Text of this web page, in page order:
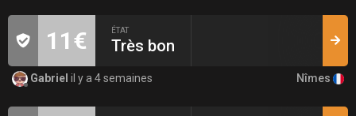
11€ ÉTAT
Très bon
Gabriel il y a 4 semaines Nîmes